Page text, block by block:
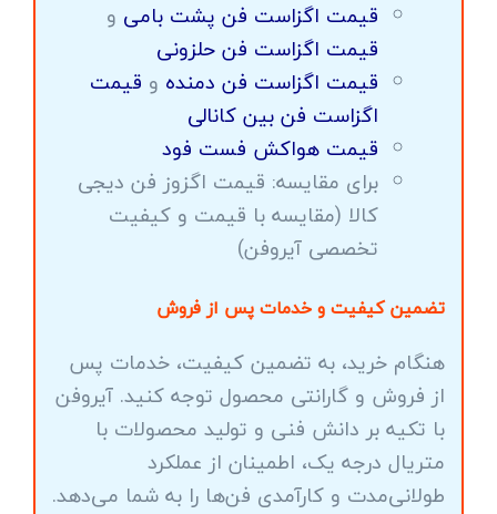
قیمت اگزاست فن پشت بامی و
قیمت اگزاست فن حلزونی
قیمت اگزاست فن دمنده و قیمت
اگزاست فن بین کانالی
قیمت هواکش فست فود
برای مقایسه: قیمت اگزوز فن دیجی
کالا (مقایسه با قیمت و کیفیت
تخصصی آیروفن)
تضمین کیفیت و خدمات پس از فروش
هنگام خرید، به تضمین کیفیت، خدمات پس
از فروش و گارانتی محصول توجه کنید. آیروفن
با تکیه بر دانش فنی و تولید محصولات با
متریال درجه یک، اطمینان از عملکرد
طولانی‌مدت و کارآمدی فن‌ها را به شما می‌دهد.